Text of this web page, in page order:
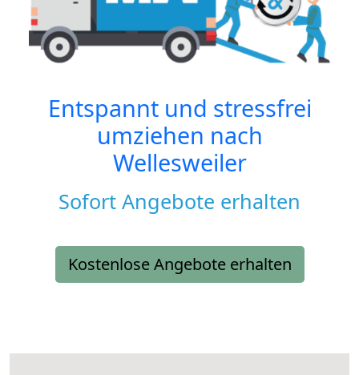
Entspannt und stressfrei
umziehen nach
Wellesweiler
Sofort Angebote erhalten
Kostenlose Angebote erhalten